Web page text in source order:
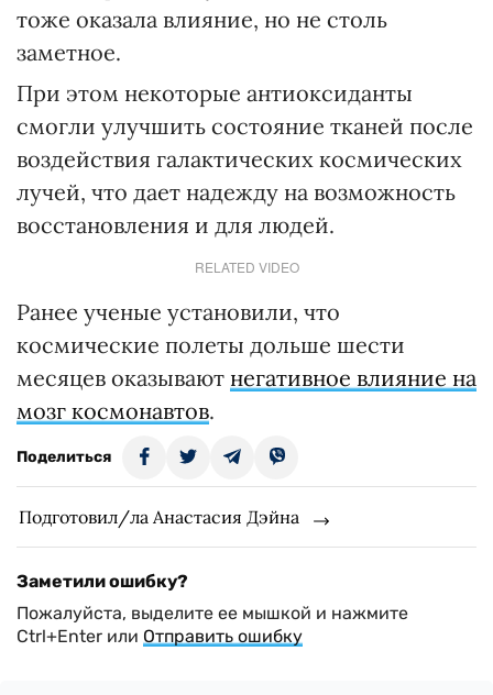
тоже оказала влияние, но не столь
заметное.
При этом некоторые антиоксиданты
смогли улучшить состояние тканей после
воздействия галактических космических
лучей, что дает надежду на возможность
восстановления и для людей.
RELATED VIDEO
Ранее ученые установили, что
космические полеты дольше шести
месяцев оказывают негативное влияние на
мозг космонавтов.
Поделиться
Подготовил/ла Анастасия Дэйна
Заметили ошибку?
Пожалуйста, выделите ее мышкой и нажмите
Ctrl+Enter или Отправить ошибку